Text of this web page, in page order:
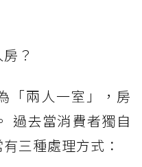
？
「兩人一室」，房
過去當消費者獨自
三種處理方式：